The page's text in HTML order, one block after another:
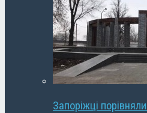
Запоріжці